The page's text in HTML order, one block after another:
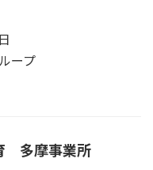
ープ
多摩事業所